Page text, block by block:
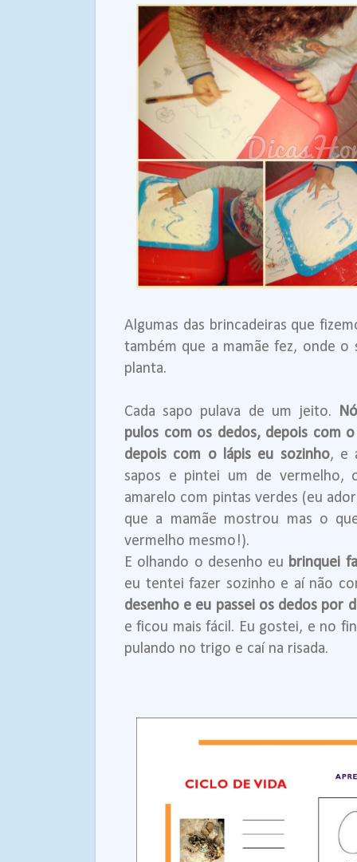
Algumas das brincadeiras que
também que a mamãe fez, onde o
planta.
Cada sapo pulava de um jeito.
pulos com os dedos, depois com
depois com o lápis eu sozinho, e
sapos e pintei um de
amarelo com pintas verdes (eu
que a mamãe mostrou mas o
vermelho mesmo!).
E olhando o desenho eu brinquei
eu tentei fazer sozinho e aí não
desenho e eu passei os dedos por
e ficou mais fácil. Eu gostei, e no
pulando no trigo e caí na risada.